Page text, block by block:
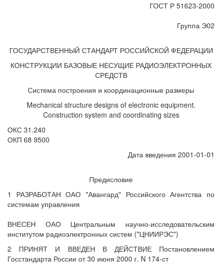
ГОСТ Р 51623-2000
Группа Э02
ГОСУДАРСТВЕННЫЙ СТАНДАРТ РОССИЙСКОЙ ФЕДЕРАЦИИ
КОНСТРУКЦИИ БАЗОВЫЕ НЕСУЩИЕ РАДИОЭЛЕКТРОННЫХ
СРЕДСТВ
Система построения и координационные размеры
Mechanical structure designs of electronic equipment.
Construction system and coordinating sizes
ОКС 31.240
ОКП 68 9500
Дата введения 2001-01-01
Предисловие
1 РАЗРАБОТАН ОАО "Авангард" Российского Агентства по
системам управления
ВНЕСЕН ОАО Центральным научно-исследовательским
институтом радиоэлектронных систем ("ЦНИИРЭС")
2 ПРИНЯТ И ВВЕДЕН В ДЕЙСТВИЕ Постановлением
Госстандарта России от 30 июня 2000 г. N 174-ст